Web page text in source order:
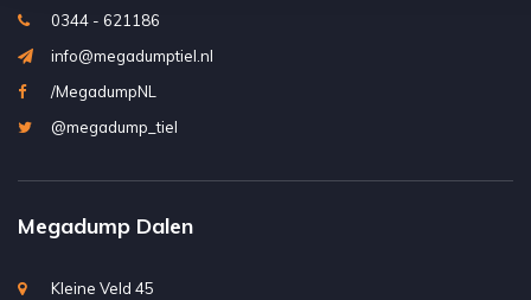
0344 - 621186
info@megadumptiel.nl
/MegadumpNL
@megadump_tiel
Megadump Dalen
Kleine Veld 45